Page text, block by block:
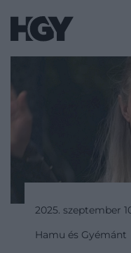
2025. szeptember
Hamu és Gyémánt